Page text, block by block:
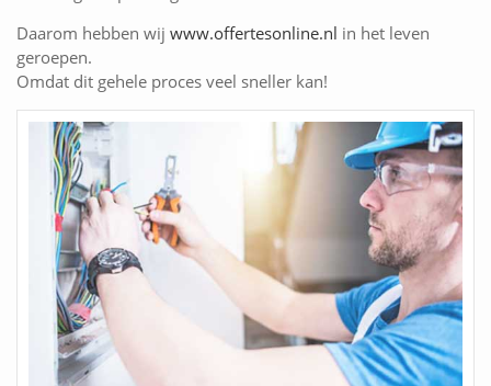
Daarom hebben wij www.offertesonline.nl in het leven
geroepen.
Omdat dit gehele proces veel sneller kan!